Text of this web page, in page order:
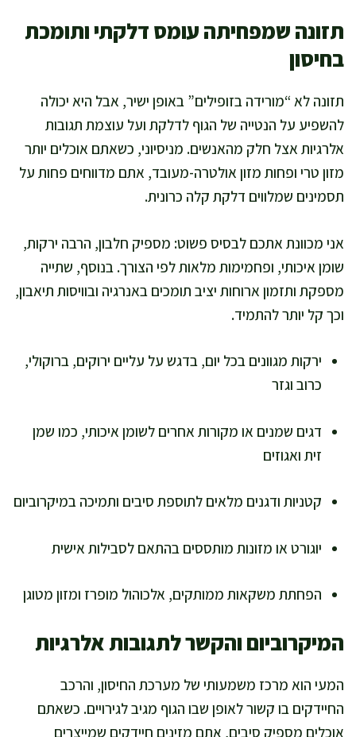
תזונה שמפחיתה עומס דלקתי ותומכת
בחיסון
תזונה לא “מורידה בזופילים” באופן ישיר, אבל היא יכולה
להשפיע על הנטייה של הגוף לדלקת ועל עוצמת תגובות
אלרגיות אצל חלק מהאנשים. מניסיוני, כשאתם אוכלים יותר
מזון טרי ופחות מזון אולטרה-מעובד, אתם מדווחים פחות על
תסמינים שמלווים דלקת קלה כרונית.
אני מכוונת אתכם לבסיס פשוט: מספיק חלבון, הרבה ירקות,
שומן איכותי, ופחמימות מלאות לפי הצורך. בנוסף, שתייה
מספקת ותזמון ארוחות יציב תומכים באנרגיה ובוויסות תיאבון,
וכך קל יותר להתמיד.
ירקות מגוונים בכל יום, בדגש על עליים ירוקים, ברוקולי,
כרוב וגזר
דגים שמנים או מקורות אחרים לשומן איכותי, כמו שמן
זית ואגוזים
קטניות ודגנים מלאים לתוספת סיבים ותמיכה במיקרוביום
יוגורט או מזונות מותססים בהתאם לסבילות אישית
הפחתת משקאות ממותקים, אלכוהול מופרז ומזון מטוגן
המיקרוביום והקשר לתגובות אלרגיות
המעי הוא מרכז משמעותי של מערכת החיסון, והרכב
החיידקים בו קשור לאופן שבו הגוף מגיב לגירויים. כשאתם
אוכלים מספיק סיבים, אתם מזינים חיידקים שמייצרים